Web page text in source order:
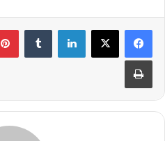
لينكدإن
طباعة